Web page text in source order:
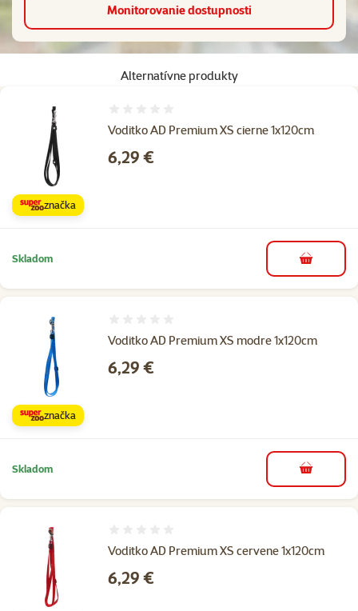
Monitorovanie dostupnosti
Alternatívne produkty
Voditko AD Premium XS cierne 1x120cm
Cena
6,29 €
značka
Skladom do košíka
Voditko AD Premium XS modre 1x120cm
Cena
6,29 €
značka
Skladom do košíka
Voditko AD Premium XS cervene 1x120cm
Cena
6,29 €